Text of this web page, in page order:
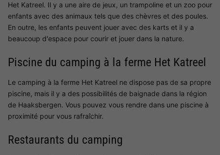
Het Katreel. Il y a une aire de jeux, un trampoline et un zoo pour
enfants avec des animaux tels que des chèvres et des poules.
En outre, les enfants peuvent jouer avec des karts et il y a
beaucoup d'espace pour courir et jouer dans la nature.
Piscine du camping à la ferme Het Katreel
Le camping à la ferme Het Katreel ne dispose pas de sa propre
piscine, mais il y a des possibilités de baignade dans la région
de Haaksbergen. Vous pouvez vous rendre dans une piscine à
proximité pour vous rafraîchir.
Restaurants du camping